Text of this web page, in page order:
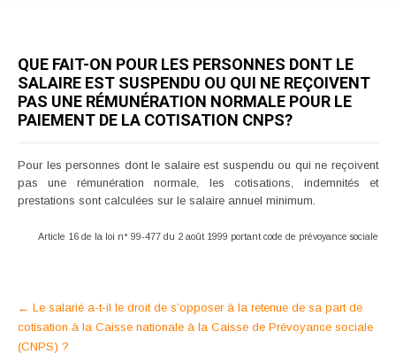
QUE FAIT-ON POUR LES PERSONNES DONT LE
SALAIRE EST SUSPENDU OU QUI NE REÇOIVENT
PAS UNE RÉMUNÉRATION NORMALE POUR LE
PAIEMENT DE LA COTISATION CNPS?
Pour les personnes dont le salaire est suspendu ou qui ne reçoivent
pas une rémunération normale, les cotisations, indemnités et
prestations sont calculées sur le salaire annuel minimum.
Article 16 de la loi n° 99-477 du 2 août 1999 portant code de prévoyance sociale
Post
navigation
← Le salarié a-t-il le droit de s’opposer à la retenue de sa part de
cotisation à la Caisse nationale à la Caisse de Prévoyance sociale
(CNPS) ?